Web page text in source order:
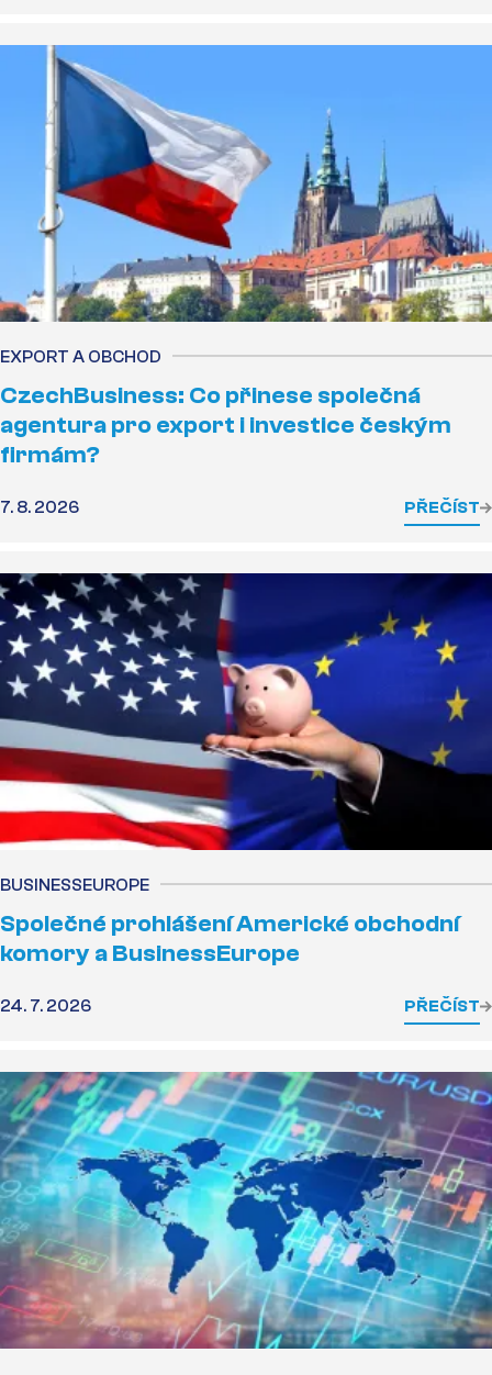
EXPORT A OBCHOD
CzechBusiness: Co přinese společná
agentura pro export i investice českým
firmám?
7. 8. 2026 PŘEČÍST
BUSINESSEUROPE
Společné prohlášení Americké obchodní
komory a BusinessEurope
24. 7. 2026 PŘEČÍST